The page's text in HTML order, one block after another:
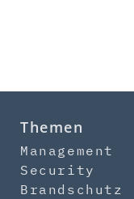
Themen
Management
Security
Brandschutz